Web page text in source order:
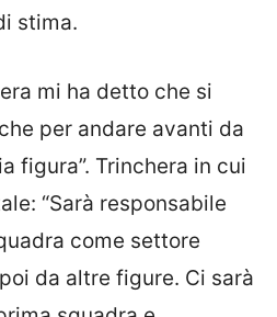
stima.
mi ha detto che si
per andare avanti da
figura”. Trinchera in cui
“Sarà responsabile
come settore
da altre figure. Ci sarà